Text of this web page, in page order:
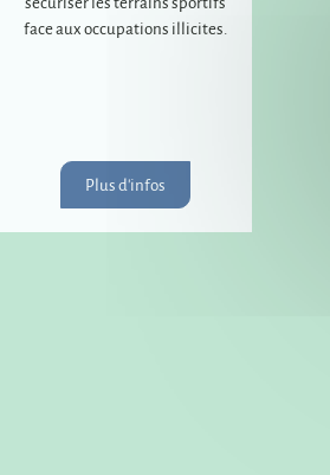
face aux occupations illicites.
Plus d'infos